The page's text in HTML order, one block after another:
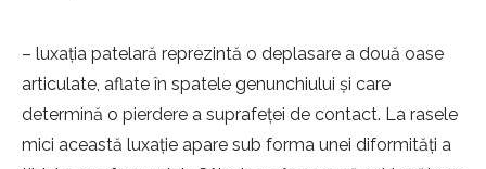
– luxația patelară reprezintă o deplasare a două oase
articulate, aflate în spatele genunchiului și care
determină o pierdere a suprafeței de contact. La rasele
mici această luxație apare sub forma unei diformități a